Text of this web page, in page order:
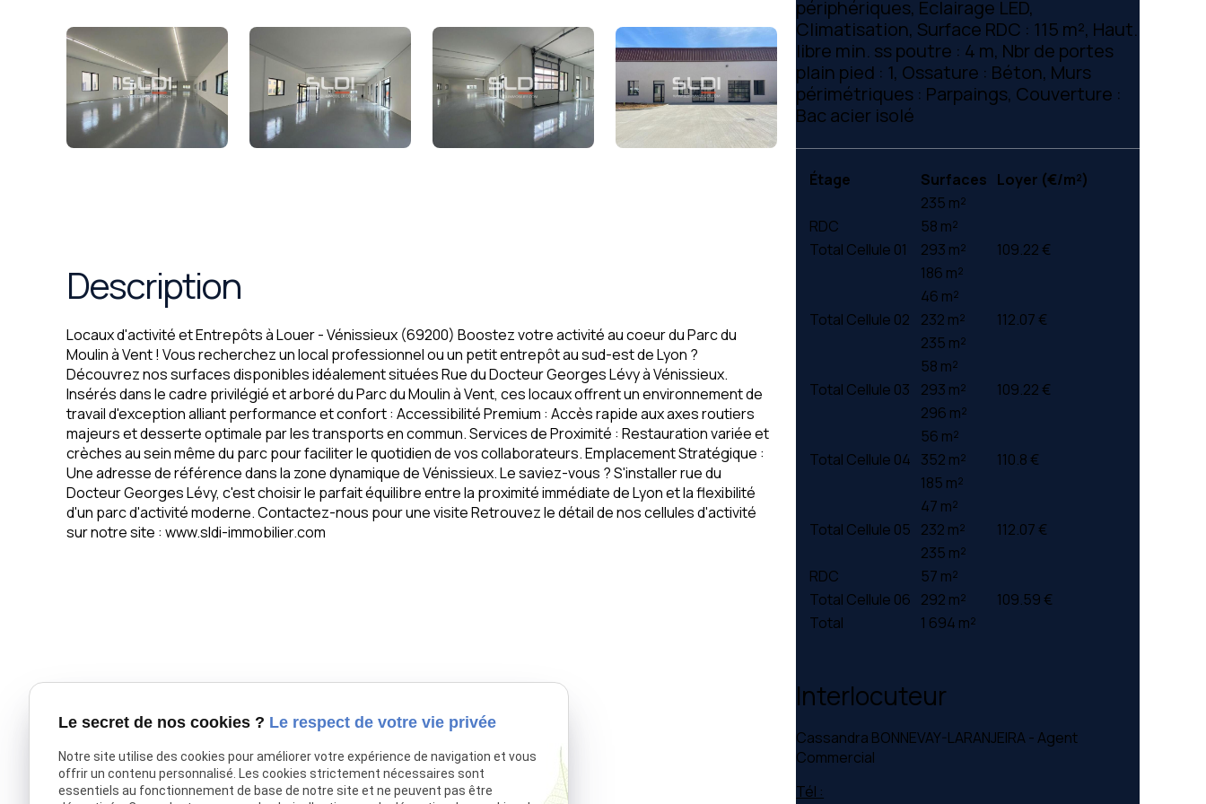
Description
Locaux d'activité et Entrepôts à Louer - Vénissieux (69200) Boostez votre activité au coeur du Parc du
Moulin à Vent ! Vous recherchez un local professionnel ou un petit entrepôt au sud-est de Lyon ?
Découvrez nos surfaces disponibles idéalement situées Rue du Docteur Georges Lévy à Vénissieux.
Insérés dans le cadre privilégié et arboré du Parc du Moulin à Vent, ces locaux offrent un environnement de
travail d'exception alliant performance et confort : Accessibilité Premium : Accès rapide aux axes routiers
majeurs et desserte optimale par les transports en commun. Services de Proximité : Restauration variée et
crèches au sein même du parc pour faciliter le quotidien de vos collaborateurs. Emplacement Stratégique :
Une adresse de référence dans la zone dynamique de Vénissieux. Le saviez-vous ? S'installer rue du
Docteur Georges Lévy, c'est choisir le parfait équilibre entre la proximité immédiate de Lyon et la flexibilité
d'un parc d'activité moderne. Contactez-nous pour une visite Retrouvez le détail de nos cellules d'activité
sur notre site : www.sldi-immobilier.com
périphériques, Eclairage LED,
Climatisation, Surface RDC : 115 m², Haut.
libre min. ss poutre : 4 m, Nbr de portes
plain pied : 1, Ossature : Béton, Murs
périmétriques : Parpaings, Couverture :
Bac acier isolé
Étage Surfaces Loyer (€/m²)
235 m²
RDC
58 m²
Total Cellule 01
293 m²
109.22 €
186 m²
46 m²
Total Cellule 02
232 m²
112.07 €
235 m²
58 m²
Total Cellule 03
293 m²
109.22 €
296 m²
56 m²
Total Cellule 04 352 m²
110.8 €
185 m²
47 m²
Total Cellule 05 232 m²
112.07 €
235 m²
RDC
57 m²
Total Cellule 06 292 m²
109.59 €
Total
1 694 m²
Interlocuteur
Cassandra BONNEVAY-LARANJEIRA - Agent
Commercial
Tél :
Le secret de nos cookies ? Le respect de votre vie privée
Notre site utilise des cookies pour améliorer votre expérience de navigation et vous
offrir un contenu personnalisé. Les cookies strictement nécessaires sont
essentiels au fonctionnement de base de notre site et ne peuvent pas être